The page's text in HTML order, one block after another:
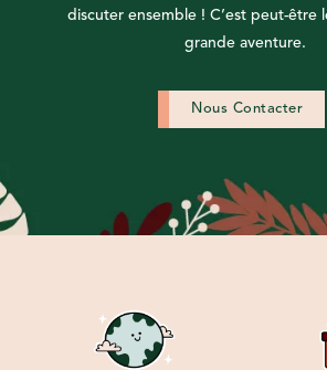
discuter ensemble !C’est peut-être
grande aventure.
Nous Contacter